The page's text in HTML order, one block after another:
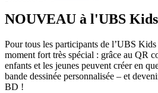
NOUVEAU à l'UBS
Pour tous les participants de l’UBS
moment fort très spécial : grâce au QR
enfants et les jeunes peuvent créer en
bande dessinée personnalisée – et
BD !